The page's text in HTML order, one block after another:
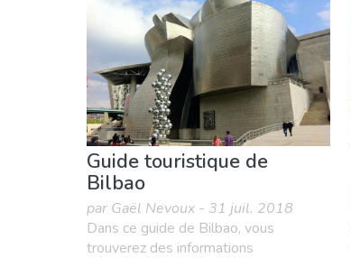
Guide touristique de
Bilbao
par Gaël Nevoux - 31 juil. 2018
Dans ce guide de Bilbao, vous
trouverez des informations